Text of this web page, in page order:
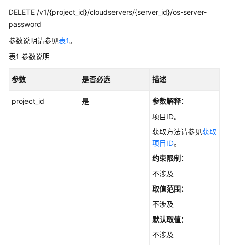
API
参
DELETE /v1/{project_id}/cloudservers/{server_id}/os-server-
password
参数说明请参见表1。
表1 参数说明
参数 是否必选 描述
project_id 是
参数解释：
项目ID。
获取方法请参见获取
项目ID。
约束限制：
不涉及
取值范围：
不涉及
默认取值：
不涉及